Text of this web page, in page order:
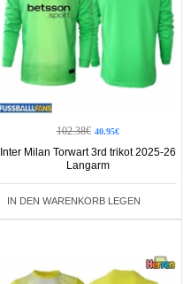
102.38€ 40.95€
Inter Milan Torwart 3rd trikot 2025-26
Langarm
IN DEN WARENKORB LEGEN